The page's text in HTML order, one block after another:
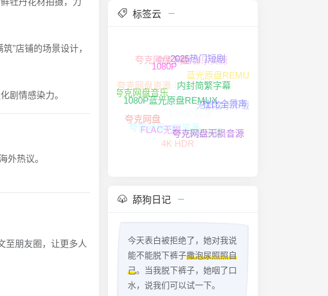
”店铺的场景设计，
剧情感染力。
热议。
至朋友圈，让更多人
标签云
夸克网盘无损音乐
夸克网盘资源
夸克网盘下载
夸克网盘音乐资源
1080P高清资源
1080P高清
夸克网盘HIFI资源
夸克网盘
夸克网盘音乐
2025热门短剧
蓝光原盘REMUX
无损音乐下载
中文字幕
4K HDR
FLAC无损
1080P蓝光原盘REMUX
内封简繁字幕
杜比全景声
夸克网盘无损音源
舔狗日记
今天表白被拒绝了，她对我说
能不能脱下裤子撒泡尿照照自
己。当我脱下裤子，她咽了口
水，说我们可以试一下。